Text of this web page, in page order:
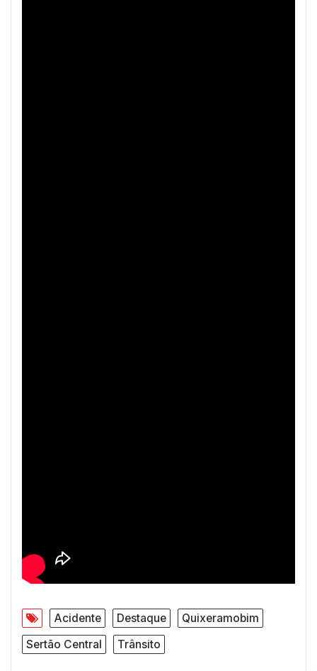
Acidente Destaque
Quixeramobim
Sertão Central
Trânsito